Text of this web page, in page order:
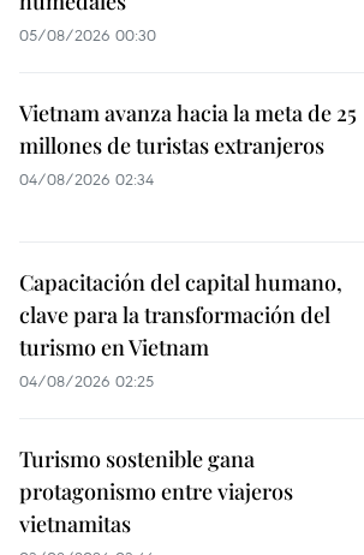
05/08/2026 00:30
Vietnam avanza hacia la meta de 25
millones de turistas extranjeros
04/08/2026 02:34
Capacitación del capital humano,
clave para la transformación del
turismo en Vietnam
04/08/2026 02:25
Turismo sostenible gana
protagonismo entre viajeros
vietnamitas